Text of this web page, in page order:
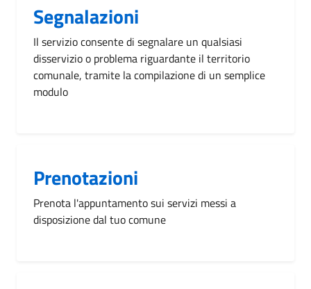
Segnalazioni
Il servizio consente di segnalare un qualsiasi
disservizio o problema riguardante il territorio
comunale, tramite la compilazione di un semplice
modulo
Prenotazioni
Prenota l'appuntamento sui servizi messi a
disposizione dal tuo comune